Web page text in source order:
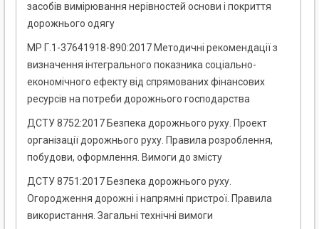
засобів вимірювання нерівностей основи і покриття
дорожнього одягу
МР Г.1-37641918-890:2017 Методичні рекомендації з
визначення інтегрального показника соціально-
економічного ефекту від спрямованих фінансових
ресурсів на потреби дорожнього господарства
ДСТУ 8752:2017 Безпека дорожнього руху. Проект
організації дорожнього руху. Правила розроблення,
побудови, оформлення. Вимоги до змісту
ДСТУ 8751:2017 Безпека дорожнього руху.
Огородження дорожні і напрямні пристрої. Правила
використання. Загальні технічні вимоги